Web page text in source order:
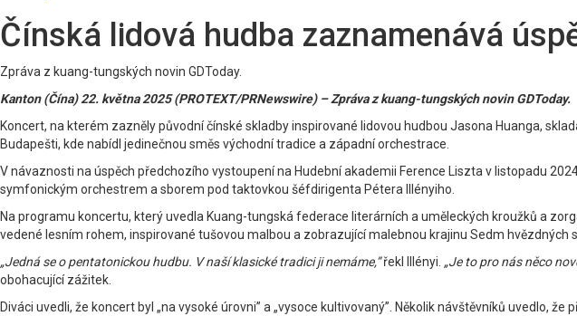
Čínská lidová hudba zaznamenává
Zpráva z kuang-tungských novin GDToday.
Kanton (Čína) 22. května 2025 (PROTEXT/PRNewswire) – Zpráva z kuang-tungských novin GDToday.
Koncert, na kterém zazněly původní čínské skladby inspirované lidovou hudbou Jasona Huanga,
Budapešti, kde nabídl jedinečnou směs východní tradice a západní orchestrace.
V návaznosti na úspěch předchozího vystoupení na Hudební akademii Ference Liszta v listopadu
symfonickým orchestrem a sborem pod taktovkou šéfdirigenta Pétera Illényiho.
Na programu koncertu, který uvedla Kuang-tungská federace literárních a uměleckých kroužků a
vedené lesním rohem, inspirované tušovou malbou a zobrazující malebnou krajinu Sedm hvězdných
„Jedná se o pentatonickou hudbu. V naší klasické tradici ji nemáme,”řekl Illényi. „Je to pro nás něco
obohacující zážitek.
Diváci uvedli, že koncert byl „na vysoké úrovni” a „vysoce kultivovaný”. Několik návštěvníků uvedlo,